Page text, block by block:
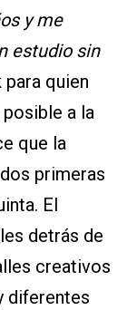
y me
estudio sin
para quien
a la
que la
primeras
El
detrás de
creativos
diferentes